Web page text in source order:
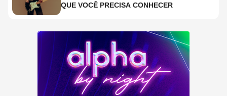
QUE VOCÊ PRECISA CONHECER